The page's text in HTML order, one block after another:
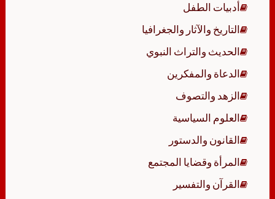
أدبيات الطفل
التاريخ والآثار والجغرافيا
الحديث والتراث النبوي
الدعاة والمفكرين
الزهد والتصوف
العلوم السياسية
القانون والدستور
المرأة وقضايا المجتمع
القرآن والتفسير